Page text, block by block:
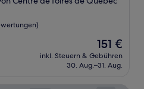
Der
Preis
beträgt
151 €
inkl. Steuern & Gebühren
30. Aug.–31. Aug.